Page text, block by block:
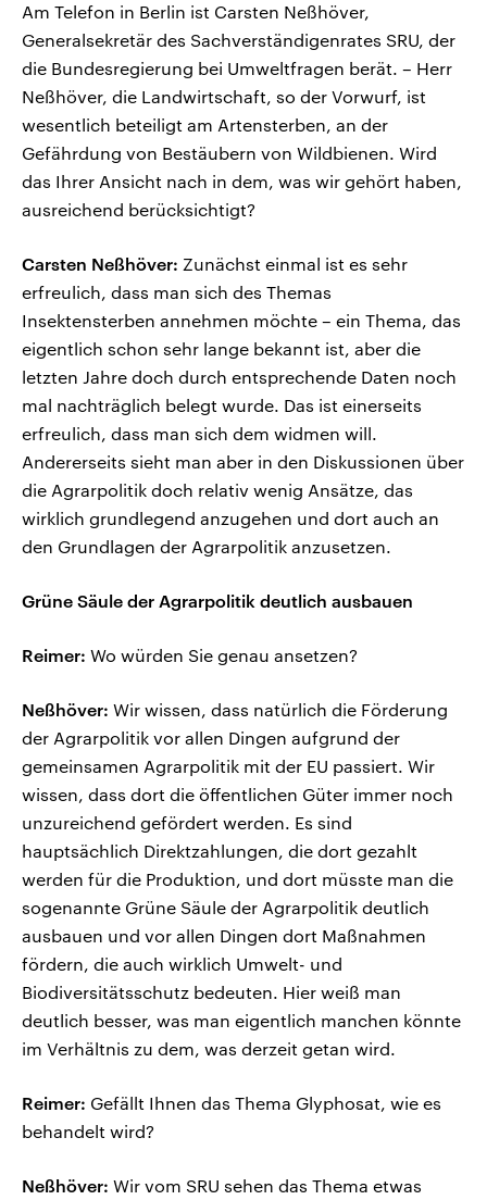
Am Telefon in Berlin ist Carsten Neßhöver,
Generalsekretär des Sachverständigenrates SRU, der
die Bundesregierung bei Umweltfragen berät. – Herr
Neßhöver, die Landwirtschaft, so der Vorwurf, ist
wesentlich beteiligt am Artensterben, an der
Gefährdung von Bestäubern von Wildbienen. Wird
das Ihrer Ansicht nach in dem, was wir gehört haben,
ausreichend berücksichtigt?
Carsten Neßhöver: Zunächst einmal ist es sehr
erfreulich, dass man sich des Themas
Insektensterben annehmen möchte – ein Thema, das
eigentlich schon sehr lange bekannt ist, aber die
letzten Jahre doch durch entsprechende Daten noch
mal nachträglich belegt wurde. Das ist einerseits
erfreulich, dass man sich dem widmen will.
Andererseits sieht man aber in den Diskussionen über
die Agrarpolitik doch relativ wenig Ansätze, das
wirklich grundlegend anzugehen und dort auch an
den Grundlagen der Agrarpolitik anzusetzen.
Grüne Säule der Agrarpolitik deutlich ausbauen
Reimer: Wo würden Sie genau ansetzen?
Neßhöver: Wir wissen, dass natürlich die Förderung
der Agrarpolitik vor allen Dingen aufgrund der
gemeinsamen Agrarpolitik mit der EU passiert. Wir
wissen, dass dort die öffentlichen Güter immer noch
unzureichend gefördert werden. Es sind
hauptsächlich Direktzahlungen, die dort gezahlt
werden für die Produktion, und dort müsste man die
sogenannte Grüne Säule der Agrarpolitik deutlich
ausbauen und vor allen Dingen dort Maßnahmen
fördern, die auch wirklich Umwelt- und
Biodiversitätsschutz bedeuten. Hier weiß man
deutlich besser, was man eigentlich manchen könnte
im Verhältnis zu dem, was derzeit getan wird.
Reimer: Gefällt Ihnen das Thema Glyphosat, wie es
behandelt wird?
Neßhöver: Wir vom SRU sehen das Thema etwas